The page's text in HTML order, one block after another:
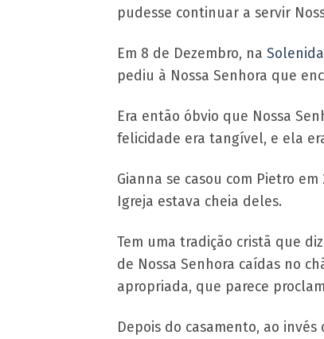
pudesse continuar a servir
Em 8 de Dezembro, na
pediu à Nossa Senhora que
Era então óbvio que Nossa
felicidade era tangível, e ela
Gianna se casou com Pietro
Igreja estava cheia deles.
Tem uma tradição cristã que
de Nossa Senhora caídas no
apropriada, que parece
Depois do casamento, ao